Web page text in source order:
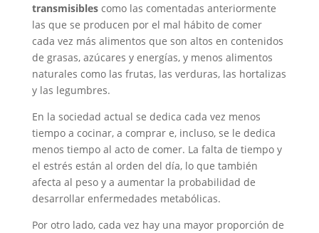
transmisibles como las comentadas anteriormente
las que se producen por el mal hábito de comer
cada vez más alimentos que son altos en contenidos
de grasas, azúcares y energías, y menos alimentos
naturales como las frutas, las verduras, las hortalizas
y las legumbres.
En la sociedad actual se dedica cada vez menos
tiempo a cocinar, a comprar e, incluso, se le dedica
menos tiempo al acto de comer. La falta de tiempo y
el estrés están al orden del día, lo que también
afecta al peso y a aumentar la probabilidad de
desarrollar enfermedades metabólicas.
Por otro lado, cada vez hay una mayor proporción de